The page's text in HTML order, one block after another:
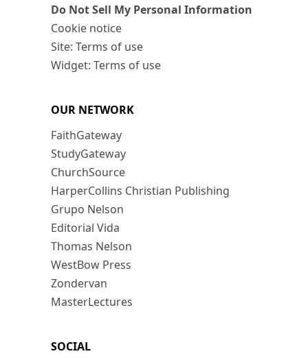
Do Not Sell My Personal Information
Cookie notice
Site: Terms of use
Widget: Terms of use
OUR NETWORK
FaithGateway
StudyGateway
ChurchSource
HarperCollins Christian Publishing
Grupo Nelson
Editorial Vida
Thomas Nelson
WestBow Press
Zondervan
MasterLectures
SOCIAL